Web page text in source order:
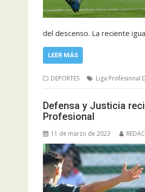
del descenso. La reciente
LEER MÁS
DEPORTES Liga Profesional
Defensa y Justicia
Profesional
11 de marzo de 2023